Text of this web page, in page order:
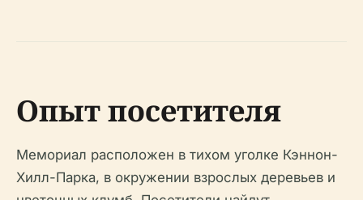
Опыт посетителя
Мемориал расположен в тихом уголке Кэннон-
Хилл-Парка, в окружении взрослых деревьев и